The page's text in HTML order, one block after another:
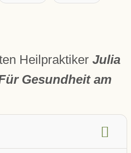
Heilpraktiker Julia
Gesundheit am